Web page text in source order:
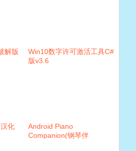
解版
Win10数字许可激活工具C#
版v3.6
化
Android Piano
Companion(钢琴伴